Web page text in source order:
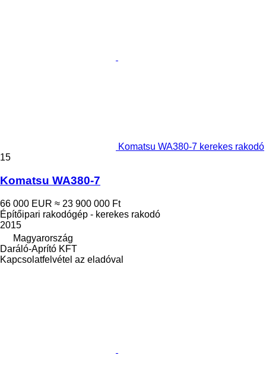
Komatsu WA380-7 kerekes rakodó
15
Komatsu WA380-7
66 000 EUR ≈ 23 900 000 Ft
Építőipari rakodógép - kerekes rakodó
2015
Magyarország
Daráló-Aprító KFT
Kapcsolatfelvétel az eladóval